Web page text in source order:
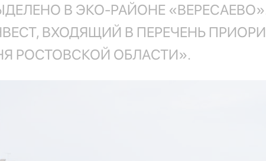
В ЭКО-РАЙОНЕ
ВХОДЯЩИЙ В ПЕРЕЧЕНЬ
РОСТОВСКОЙ ОБЛАСТИ».